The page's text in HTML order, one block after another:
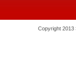
Copyright 2013